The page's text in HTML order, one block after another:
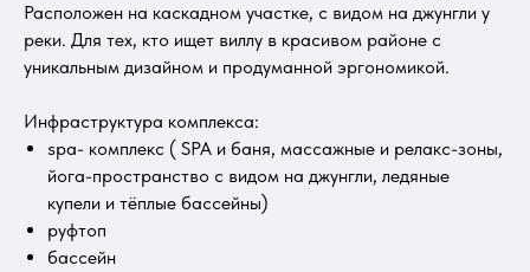
Расположен на каскадном участке, с видом на джунгли у
реки. Для тех, кто ищет виллу в красивом районе с
уникальным дизайном и продуманной эргономикой.
Инфраструктура комплекса:
spa- комплекс ( SPA и баня, массажные и релакс-зоны,
йога-пространство с видом на джунгли, ледяные
купели и тёплые бассейны)
руфтоп
бассейн